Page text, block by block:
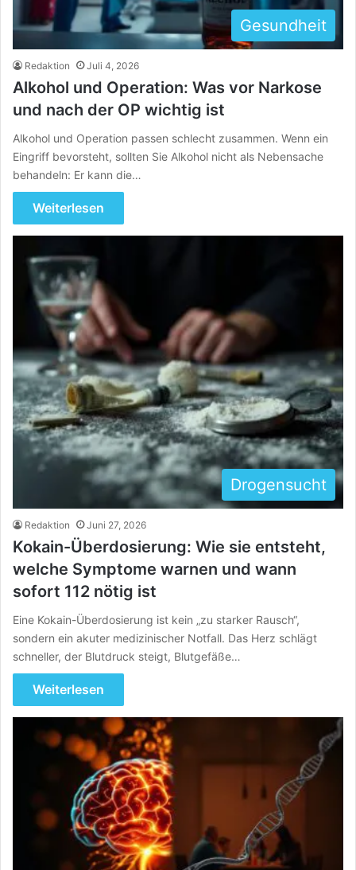
Gesundheit
Redaktion Juli 4, 2026
Alkohol und Operation: Was vor Narkose
und nach der OP wichtig ist
Alkohol und Operation passen schlecht zusammen. Wenn ein
Eingriff bevorsteht, sollten Sie Alkohol nicht als Nebensache
behandeln: Er kann die…
Weiterlesen
Drogensucht
Redaktion Juni 27, 2026
Kokain-Überdosierung: Wie sie entsteht,
welche Symptome warnen und wann
sofort 112 nötig ist
Eine Kokain-Überdosierung ist kein „zu starker Rausch“,
sondern ein akuter medizinischer Notfall. Das Herz schlägt
schneller, der Blutdruck steigt, Blutgefäße…
Weiterlesen